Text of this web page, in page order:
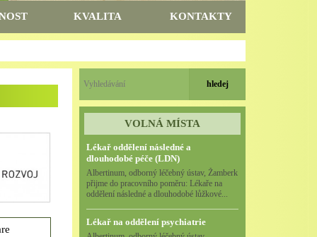
KVALITA KONTAKTY
VOLNÁ MÍSTA
Lékař oddělení následné a
dlouhodobé péče (LDN)
Albertinum, odborný léčebný ústav, Žamberk
přijme do pracovního poměru: Lékaře na
oddělení následné a dlouhodobé lůžkové...
Lékař na oddělení psychiatrie